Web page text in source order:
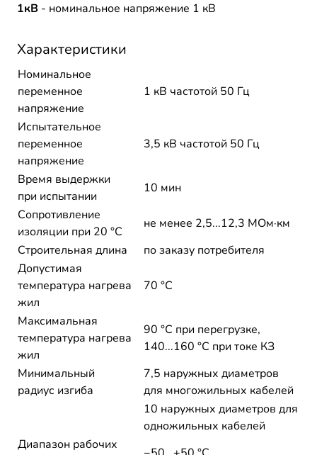
1кВ - номинальное напряжение 1 кВ
Характеристики
Номинальное
переменное
напряжение
1 кВ частотой 50 Гц
Испытательное
переменное
напряжение
3,5 кВ частотой 50 Гц
Время выдержки
при испытании
10 мин
Сопротивление
изоляции при 20 °С
не менее 2,5...12,3 МОм·км
Строительная длина
по заказу потребителя
Допустимая
температура нагрева
жил
70 °C
Максимальная
температура нагрева
жил
90 °C при перегрузке,
140...160 °C при токе КЗ
Минимальный
радиус изгиба
7,5 наружных диаметров
для многожильных кабелей
10 наружных диаметров для
одножильных кабелей
Диапазон рабочих